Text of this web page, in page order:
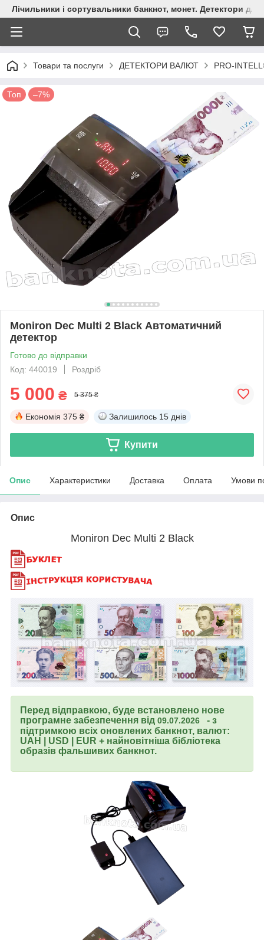
Лічильники і сортувальники банкнот, монет. Детектори для
Товари та послуги ДЕТЕКТОРИ ВАЛЮТ PRO-
Топ –7%
Moniron Dec Multi 2 Black Автоматичний
детектор
Готово до відправки
Код: 440019
Роздріб
5 000 ₴ 5 375 ₴
Економія 375 ₴ Залишилось 15 днів
Купити
Опис Характеристики Доставка Оплата Умови
Опис
Moniron Dec Multi 2 Black
Перед відправкою, буде встановлено нове
програмне забезпечення від 09.07.2026
- з
підтримкою всіх оновлених банкнот, валют:
UAH | USD | EUR + найновітніша бібліотека
образів фальшивих банкнот.